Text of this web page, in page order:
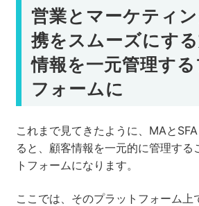
営業とマーケティ
携をスムーズにす
情報を一元管理する
フォームに
これまで見てきたように、MAと
ると、顧客情報を一元的に管理する
トフォームになります。
ここでは、そのプラットフォーム上